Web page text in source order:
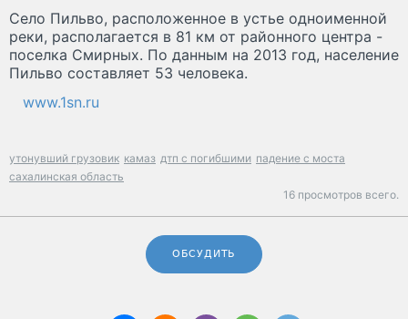
Село Пильво, расположенное в устье одноименной
реки, располагается в 81 км от районного центра -
поселка Смирных. По данным на 2013 год, население
Пильво составляет 53 человека.
www.1sn.ru
утонувший грузовик камаз дтп с погибшими падение с моста
сахалинская область
16 просмотров всего.
ОБСУДИТЬ